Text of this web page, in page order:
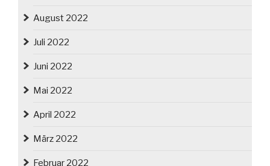
August 2022
Juli 2022
Juni 2022
Mai 2022
April 2022
März 2022
Februar 2022